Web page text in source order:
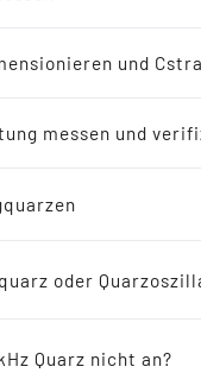
und
messen und
oder
Quarz nicht an?
Schwingquarzen